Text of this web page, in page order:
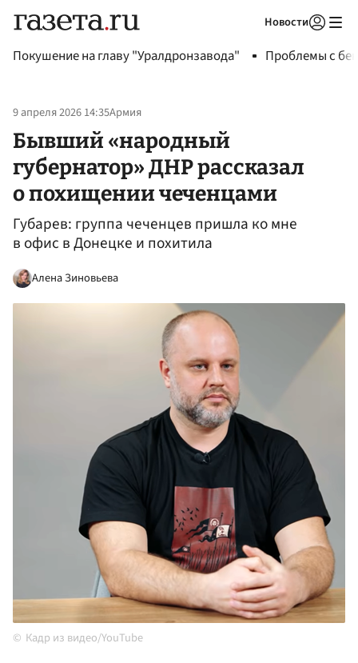
Новости
Покушение на главу "Уралдронзавода" Проблемы с
9 апреля 2026 14:35Армия
Бывший «народный
губернатор» ДНР рассказал
о похищении чеченцами
Губарев: группа чеченцев пришла ко мне
в офис в Донецке и похитила
Алена Зиновьева
Кадр из видео/YouTube